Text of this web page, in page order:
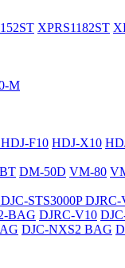
XPRS1182ST
M
F10 HDJ-X10
DM-50D VM-80
DJC-STS3000PDJRC-
BAG DJRC-V10
DJC-NXS2 BAG